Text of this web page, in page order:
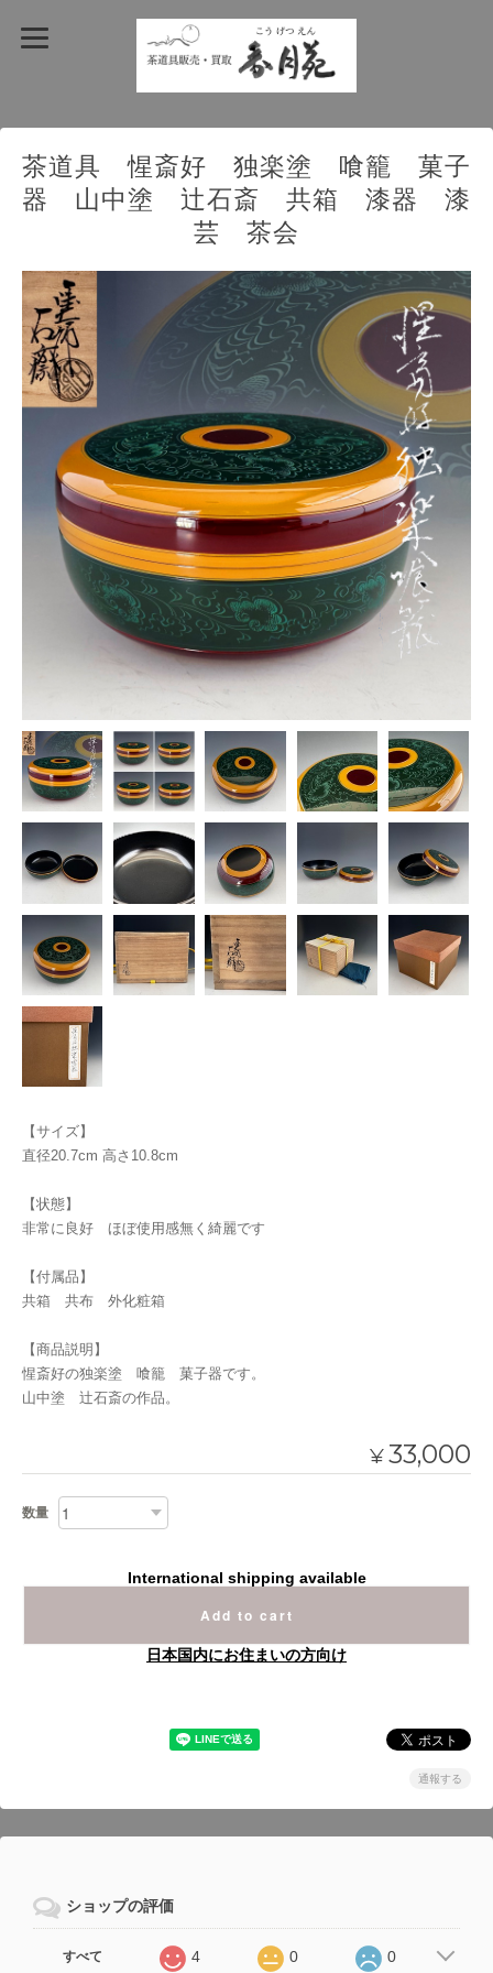
茶道具 惺斎好 独楽塗 喰籠 菓子
器 山中塗 辻石斎 共箱 漆器 漆
芸 茶会
【サイズ】
直径20.7cm 高さ10.8cm
【状態】
非常に良好 ほぼ使用感無く綺麗です
【付属品】
共箱 共布 外化粧箱
【商品説明】
惺斎好の独楽塗 喰籠 菓子器です。
山中塗 辻石斎の作品。
¥33,000
数量
International shipping available
Add to cart
日本国内にお住まいの方向け
通報する
ショップの評価
すべて 4 0 0